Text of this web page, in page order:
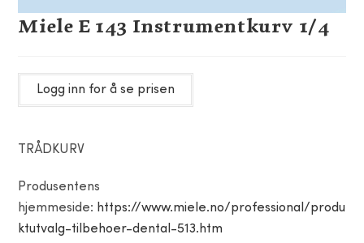
Miele E 143 Instrumentkurv 1/4
Logg inn for å se prisen
TRÅDKURV
Produsentens
hjemmeside: https://www.miele.no/professional/produ
ktutvalg-tilbehoer-dental-513.htm